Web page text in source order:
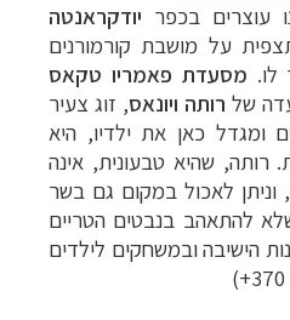
עוצרים בכפר יודקראנטה
על מושבת קורמורנים
מסעדת פאמריו טקאס
של רותה ויונאס, זוג צעיר
ומגדל כאן את ילדיו, היא
רותה, שהיא טבעונית, אינה
לאכול במקום גם בשר
להתאהב בנבטים הטריים
הישיבה ובמשחקים לילדים
)